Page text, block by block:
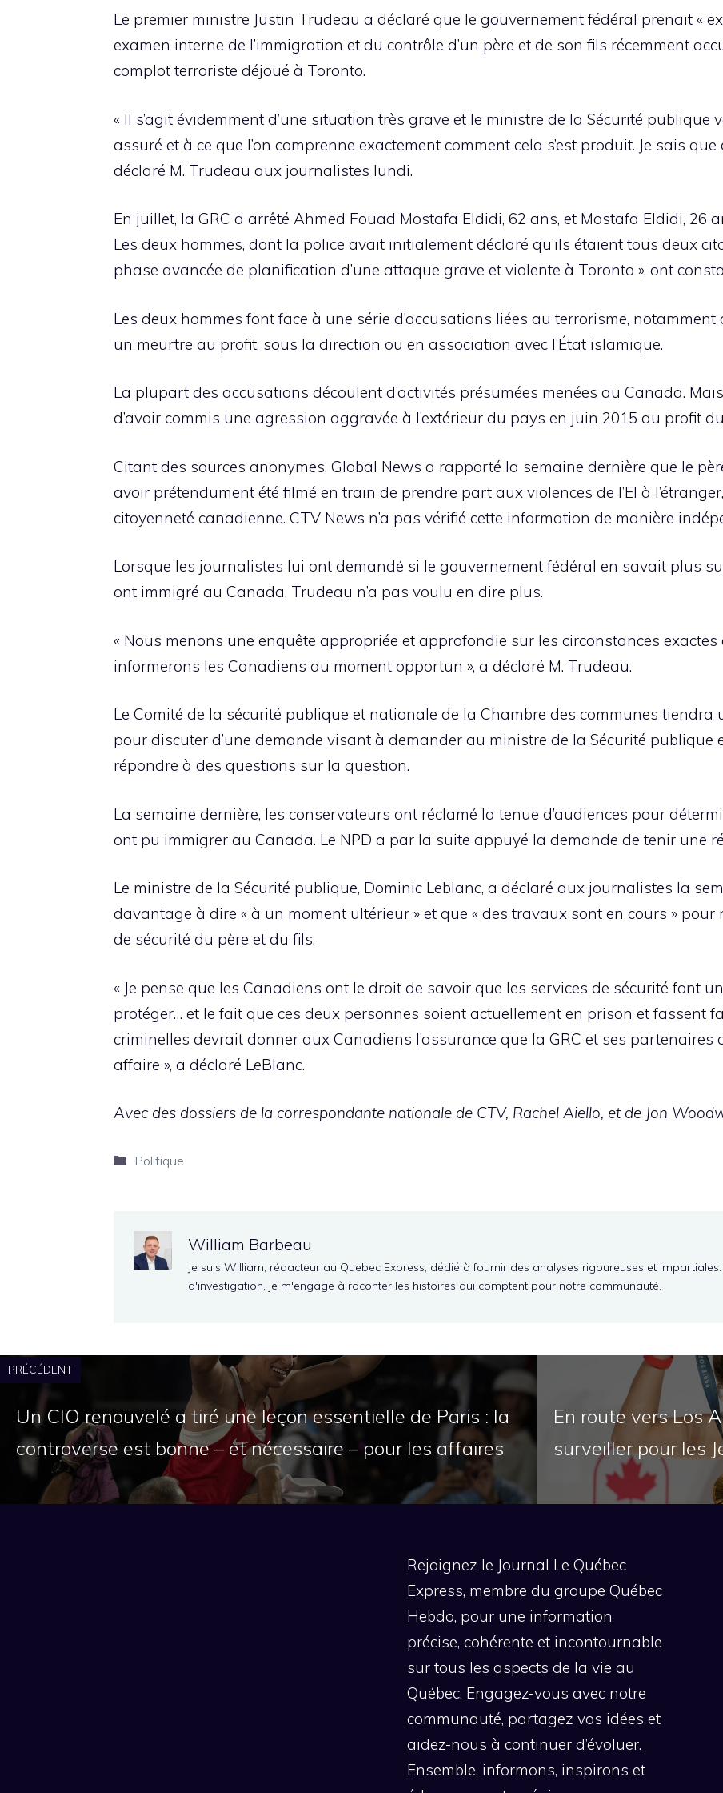
Le premier ministre Justin Trudeau a déclaré que le gouvernement fédéral prenait «
examen interne de l’immigration et du contrôle d’un père et de son fils récemment
complot terroriste déjoué à Toronto.
« Il s’agit évidemment d’une situation très grave et le ministre de la Sécurité publique
assuré et à ce que l’on comprenne exactement comment cela s’est produit. Je sais
déclaré M. Trudeau aux journalistes lundi.
En juillet, la GRC a arrêté Ahmed Fouad Mostafa Eldidi, 62 ans, et Mostafa Eldidi, 26
Les deux hommes, dont la police avait initialement déclaré qu’ils étaient tous deux
phase avancée de planification d’une attaque grave et violente à Toronto », ont
Les deux hommes font face à une série d’accusations liées au terrorisme,
un meurtre au profit, sous la direction ou en association avec l’État islamique.
La plupart des accusations découlent d’activités présumées menées au Canada.
d’avoir commis une agression aggravée à l’extérieur du pays en juin 2015 au profit
Citant des sources anonymes, Global News a rapporté la semaine dernière que le
avoir prétendument été filmé en train de prendre part aux violences de l’EI à
citoyenneté canadienne. CTV News n’a pas vérifié cette information de manière
Lorsque les journalistes lui ont demandé si le gouvernement fédéral en savait plus
ont immigré au Canada, Trudeau n’a pas voulu en dire plus.
« Nous menons une enquête appropriée et approfondie sur les circonstances exactes
informerons les Canadiens au moment opportun », a déclaré M. Trudeau.
Le Comité de la sécurité publique et nationale de la Chambre des communes
pour discuter d’une demande visant à demander au ministre de la Sécurité publique
répondre à des questions sur la question.
La semaine dernière, les conservateurs ont réclamé la tenue d’audiences pour
ont pu immigrer au Canada. Le NPD a par la suite appuyé la demande de tenir une
Le ministre de la Sécurité publique, Dominic Leblanc, a déclaré aux journalistes la
davantage à dire « à un moment ultérieur » et que « des travaux sont en cours » pour
de sécurité du père et du fils.
« Je pense que les Canadiens ont le droit de savoir que les services de sécurité font
protéger… et le fait que ces deux personnes soient actuellement en prison et fassent
criminelles devrait donner aux Canadiens l’assurance que la GRC et ses
affaire », a déclaré LeBlanc.
Avec des dossiers de la correspondante nationale de CTV, Rachel Aiello, et de Jon
Catégories
Politique
William Barbeau
Je suis William, rédacteur au Quebec Express, dédié à fournir des analyses rigoureuses et
d'investigation, je m'engage à raconter les histoires qui comptent pour notre communauté.
PRÉCÉDENT
Un CIO renouvelé a tiré une leçon essentielle de Paris : la
controverse est bonne – et nécessaire – pour les affaires
En route vers Los
surveiller pour les
Rejoignez le Journal Le Québec
Express, membre du groupe Québec
Hebdo, pour une information
précise, cohérente et incontournable
sur tous les aspects de la vie au
Québec. Engagez-vous avec notre
communauté, partagez vos idées et
aidez-nous à continuer d’évoluer.
Ensemble, informons, inspirons et